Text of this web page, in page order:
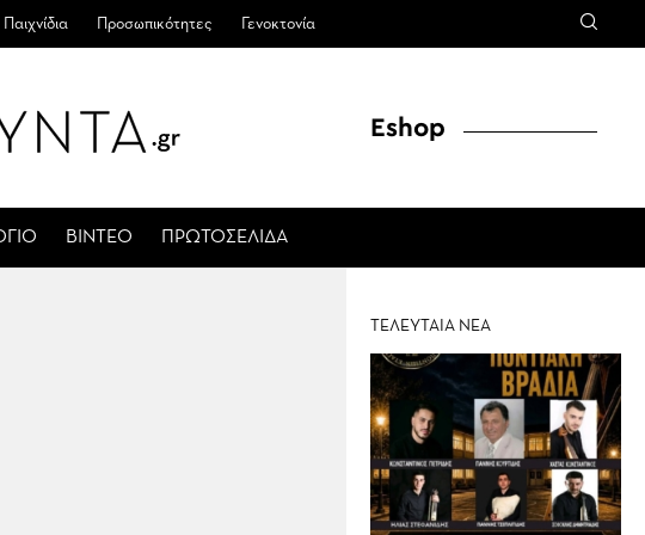
Παιχνίδια Προσωπικότητες Γενοκτονία
ΒΙΝΤΕΟ ΠΡΩΤΟΣΕΛΙΔΑ
Eshop
ΤΕΛΕΥΤΑΙΑ ΝΕΑ